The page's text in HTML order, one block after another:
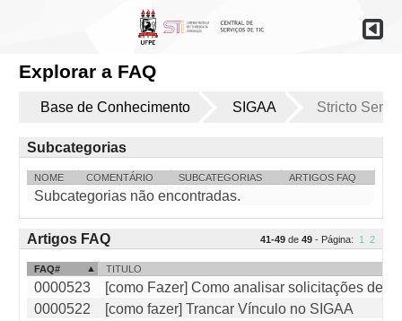
Explorar a FAQ
Base de Conhecimento SIGAA Stricto Sensu
Subcategorias
NOME COMENTÁRIO SUBCATEGORIAS ARTIGOS FAQ
Subcategorias não encontradas.
Artigos FAQ 41-49 de 49 - Página: 1 2
FAQ# TITULO
0000523
[como Fazer] Como analisar solicitações de
0000522
[como fazer] Trancar Vínculo no SIGAA